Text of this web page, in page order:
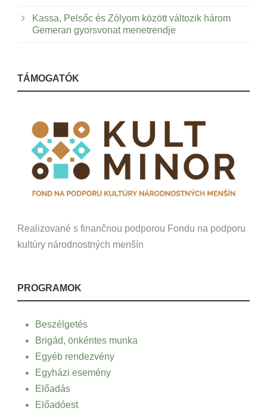
Kassa, Pelsőc és Zólyom között változik három
Gemeran gyorsvonat menetrendje
TÁMOGATÓK
Realizované s finančnou podporou Fondu na podporu
kultúry národnostných menšín
PROGRAMOK
Beszélgetés
Brigád, önkéntes munka
Egyéb rendezvény
Egyházi esemény
Előadás
Előadóest